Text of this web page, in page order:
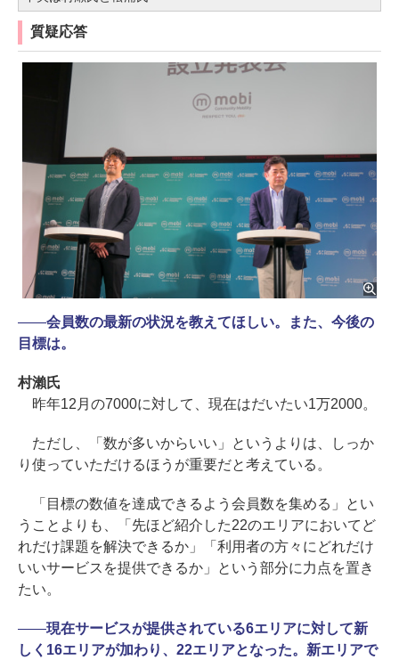
質疑応答
――会員数の最新の状況を教えてほしい。また、今後の
目標は。
村瀨氏
昨年12月の7000に対して、現在はだいたい1万2000。
ただし、「数が多いからいい」というよりは、しっか
り使っていただけるほうが重要だと考えている。
「目標の数値を達成できるよう会員数を集める」とい
うことよりも、「先ほど紹介した22のエリアにおいてど
れだけ課題を解決できるか」「利用者の方々にどれだけ
いいサービスを提供できるか」という部分に力点を置き
たい。
――現在サービスが提供されている6エリアに対して新
しく16エリアが加わり、22エリアとなった。新エリアで